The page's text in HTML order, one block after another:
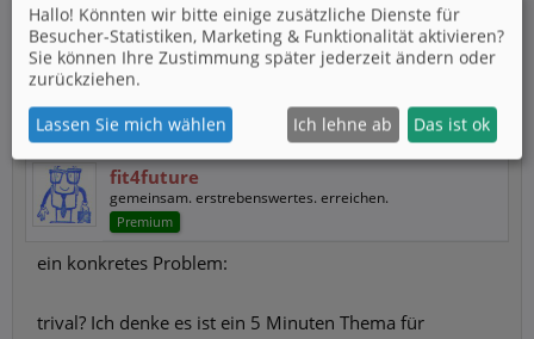
2 November 2021
fit4future
gemeinsam. erstrebenswertes. erreichen.
Premium
ein konkretes Problem:
trival? Ich denke es ist ein 5 Minuten Thema für
Hallo! Könnten wir bitte einige zusätzliche Dienste für
Besucher-Statistiken, Marketing & Funktionalität aktivieren?
Sie können Ihre Zustimmung später jederzeit ändern oder
zurückziehen.
Lassen Sie mich wählen Ich lehne ab Das ist ok